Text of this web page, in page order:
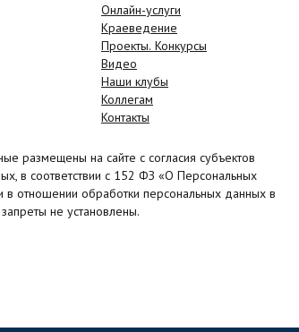
Онлайн-услуги
Краеведение
Проекты. Конкурсы
Видео
Наши клубы
Коллегам
Контакты
размещены на сайте с согласия субъектов
в соответствии с 152 ФЗ «О Персональных
в отношении обработки персональных данных в
не установлены.